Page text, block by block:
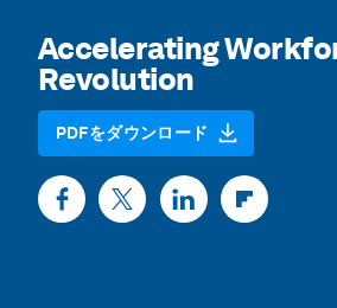
Accelerating
Revolution
PDFをダウンロード